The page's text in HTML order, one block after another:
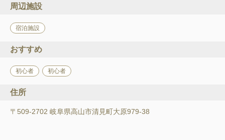
周辺施設
宿泊施設
おすすめ
初心者 初心者
住所
〒509-2702 岐阜県高山市清見町大原979-38